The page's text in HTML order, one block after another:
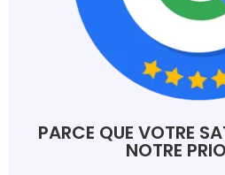
PARCE QUE VOTRE
NOTRE